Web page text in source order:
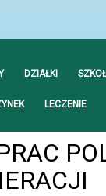
DZIAŁKI
LECZENIE